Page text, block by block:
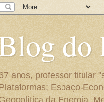
do
67 anos, professor titular
Plataformas; Espaço-
Geopolítica da Energia.